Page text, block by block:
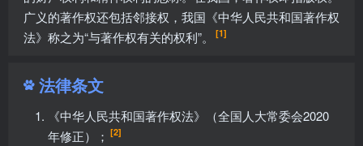
广义的著作权还包括邻接权，我国《中华人民共和国著作权
法》称之为“与著作权有关的权利”。
[1]
法律条文
《中华人民共和国著作权法》（全国人大常委会2020
年修正）； [2]